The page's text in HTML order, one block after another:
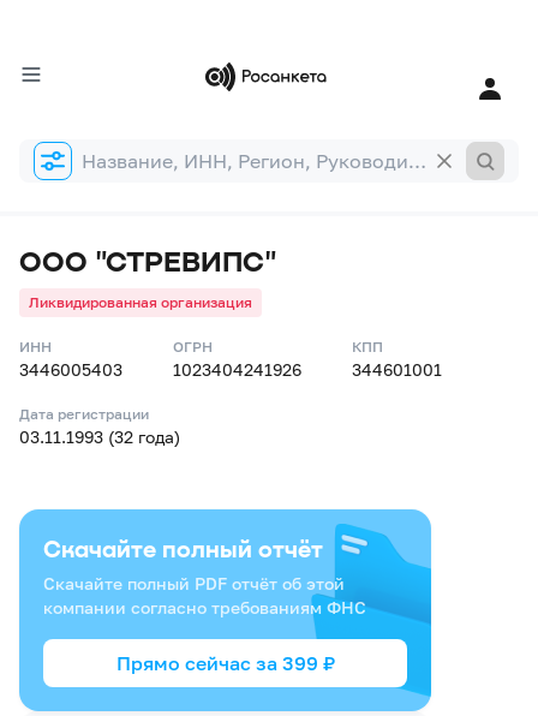
Форма
поиска
ООО "СТРЕВИПС"
Ликвидированная организация
ИНН
3446005403
ОГРН
1023404241926
КПП
344601001
Дата регистрации
03.11.1993 (32 года)
Скачайте полный отчёт
Скачайте полный PDF отчёт об этой
компании согласно требованиям ФНС
Прямо сейчас за 399 ₽